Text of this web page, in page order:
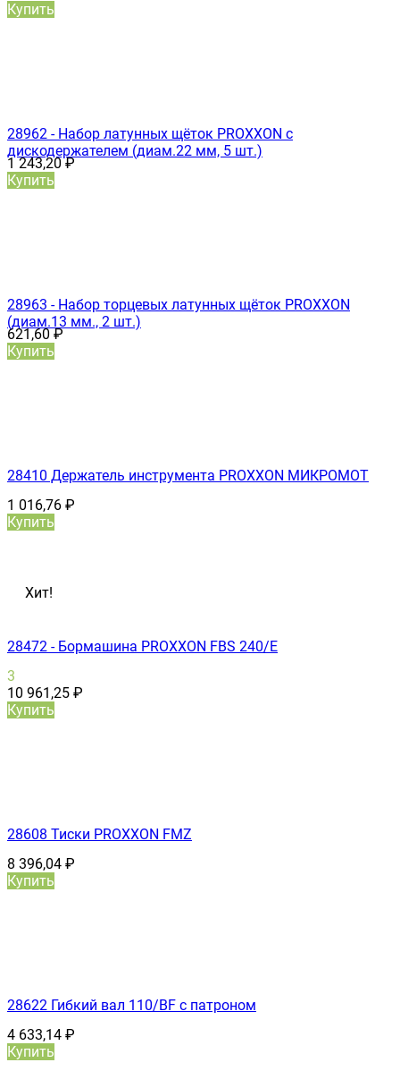
Купить
28962 - Набор латунных щёток PROXXON с
дискодержателем (диам.22 мм, 5 шт.)
1 243,20₽
Купить
28963 - Набор торцевых латунных щёток PROXXON
(диам.13 мм., 2 шт.)
621,60₽
Купить
28410 Держатель инструмента PROXXON МИКРОМОТ
1 016,76 ₽
Купить
Хит!
28472 - Бормашина PROXXON FBS 240/Е
3
10 961,25 ₽
Купить
28608 Тиски PROXXON FMZ
8 396,04 ₽
Купить
28622 Гибкий вал 110/BF с патроном
4 633,14 ₽
Купить